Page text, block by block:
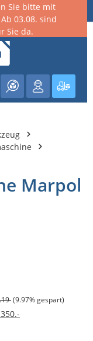
Sie bitte mit
03.08. sind
Sie da.
Marpol
(9.97% gespart)